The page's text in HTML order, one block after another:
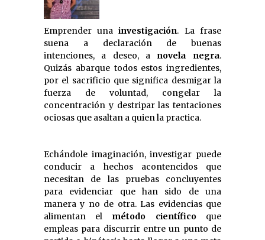
Emprender una investigación. La frase
suena a declaración de buenas
intenciones, a deseo, a novela negra.
Quizás abarque todos estos ingredientes,
por el sacrificio que significa desmigar la
fuerza de voluntad, congelar la
concentración y destripar las tentaciones
ociosas que asaltan a quien la practica.
Echándole imaginación, investigar puede
conducir a hechos acontencidos que
necesitan de las pruebas concluyentes
para evidenciar que han sido de una
manera y no de otra. Las evidencias que
alimentan el método científico que
empleas para discurrir entre un punto de